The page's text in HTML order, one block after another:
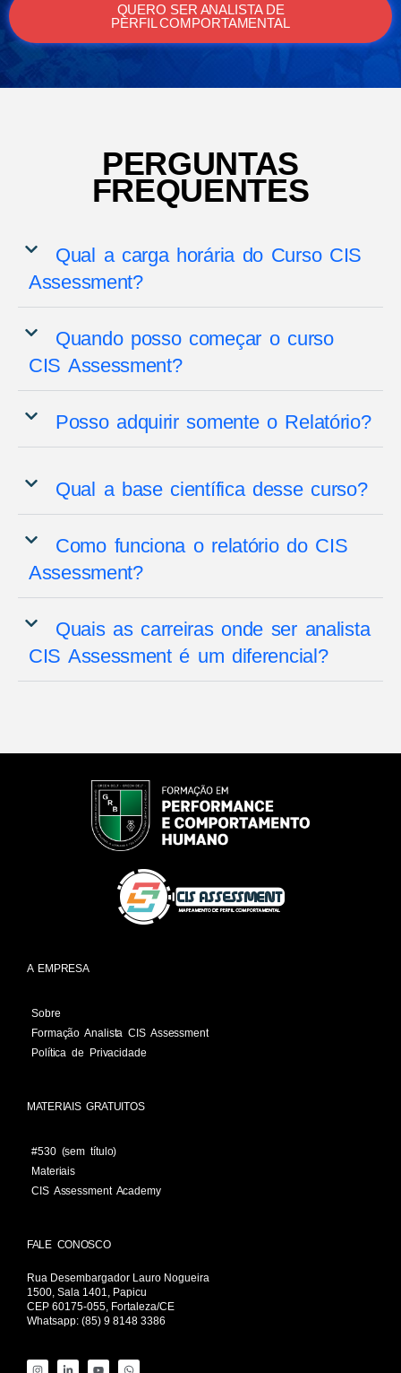
QUERO SER ANALISTA DE
PERFIL COMPORTAMENTAL
PERGUNTAS
FREQUENTES
Qual a carga horária do Curso CIS
Assessment?
Quando posso começar o curso
CIS Assessment?
Posso adquirir somente o Relatório?
Qual a base científica desse curso?
Como funciona o relatório do CIS
Assessment?
Quais as carreiras onde ser analista
CIS Assessment é um diferencial?
A EMPRESA
Sobre
Formação Analista CIS Assessment
Política de Privacidade
MATERIAIS GRATUITOS
#530 (sem título)
Materiais
CIS Assessment Academy
FALE CONOSCO
Rua Desembargador Lauro Nogueira
1500, Sala 1401, Papicu
CEP 60175-055, Fortaleza/CE
Whatsapp: (85) 9 8148 3386